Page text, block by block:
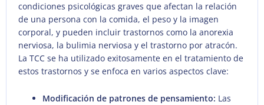
condiciones psicológicas graves que afectan la relación
de una persona con la comida, el peso y la imagen
corporal, y pueden incluir trastornos como la anorexia
nerviosa, la bulimia nerviosa y el trastorno por atracón.
La TCC se ha utilizado exitosamente en el tratamiento de
estos trastornos y se enfoca en varios aspectos clave:
Modificación de patrones de pensamiento: Las